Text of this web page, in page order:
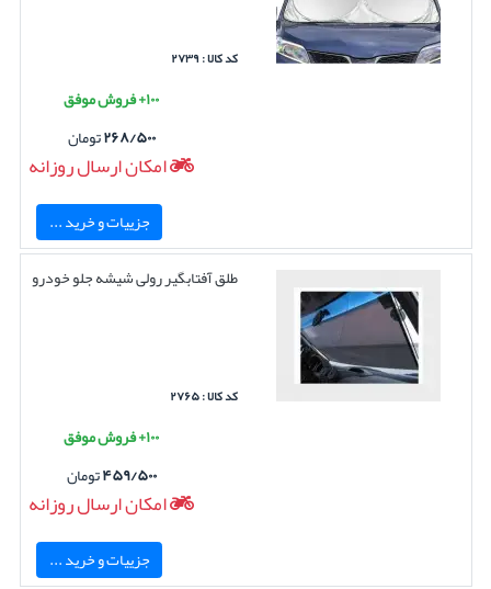
کد کالا : ۲۷۳۹
۱۰۰+ فروش موفق
۲۶۸/۵۰۰تومان
امکان ارسال روزانه
جزییات و خرید ...
طلق آفتابگیر رولی شیشه جلو خودرو
کد کالا : ۲۷۶۵
۱۰۰+ فروش موفق
۴۵۹/۵۰۰تومان
امکان ارسال روزانه
جزییات و خرید ...